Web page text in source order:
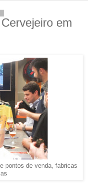
em
pontos de venda, fabricas